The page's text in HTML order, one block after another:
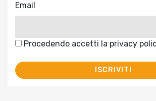
Email
Procedendo accetti la privacy